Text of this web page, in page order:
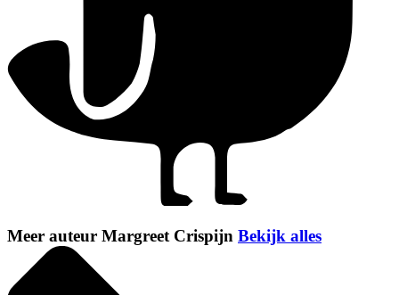
Meer auteur Margreet Crispijn Bekijk alles